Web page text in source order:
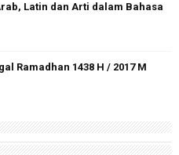
Latin dan Arti dalam Bahasa
Ramadhan 1438 H / 2017 M